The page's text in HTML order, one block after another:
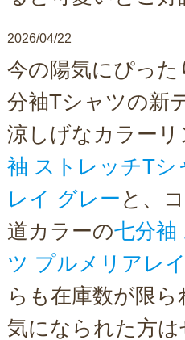
2026/04/22
今の陽気にぴっ
分袖Tシャツの新
涼しげなカラーリ
袖 ストレッチTシ
レイ グレー と、
道カラーの七分袖
ツ プルメリアレ
らも在庫数が限
気になられた方は